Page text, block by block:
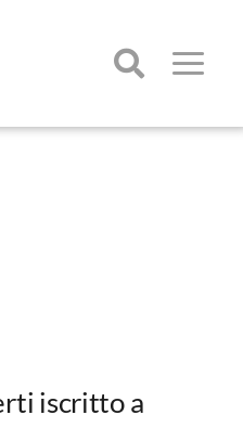
Toggle
iscritto a